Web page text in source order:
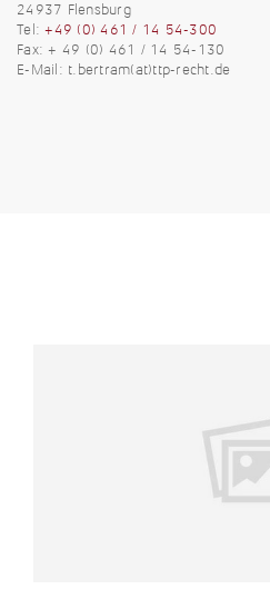
24937 Flensburg
Tel:+49 (0) 461 / 14 54-300
Fax: + 49 (0) 461 / 14 54-130
E-Mail: t.bertram(at)ttp-recht.de